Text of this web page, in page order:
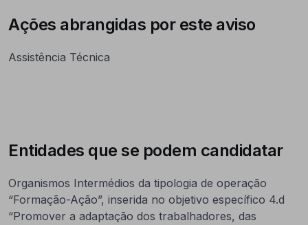
Ações abrangidas por este aviso
Assistência Técnica
Entidades que se podem candidatar
Organismos Intermédios da tipologia de operação
“Formação-Ação”, inserida no objetivo específico 4.d
“Promover a adaptação dos trabalhadores, das